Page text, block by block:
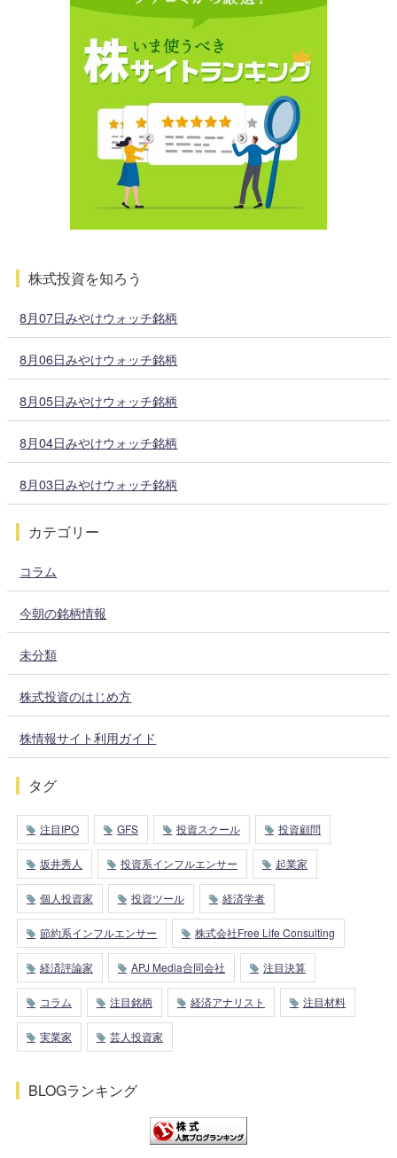
株式投資を知ろう
8月07日みやけウォッチ銘柄
8月06日みやけウォッチ銘柄
8月05日みやけウォッチ銘柄
8月04日みやけウォッチ銘柄
8月03日みやけウォッチ銘柄
カテゴリー
コラム
今朝の銘柄情報
未分類
株式投資のはじめ方
株情報サイト利用ガイド
タグ
注目IPO GFS 投資スクール 投資顧問
坂井秀人 投資系インフルエンサー 起業家
個人投資家 投資ツール 経済学者
節約系インフルエンサー 株式会社Free Life Consulting
経済評論家 APJ Media合同会社 注目決算
コラム 注目銘柄 経済アナリスト 注目材料
実業家 芸人投資家
BLOGランキング